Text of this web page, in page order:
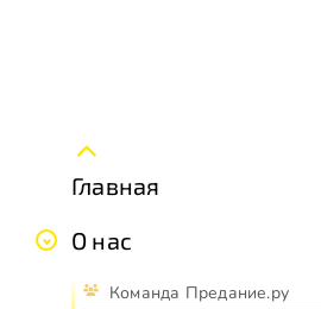
Главная
О нас
Команда Предание.ру